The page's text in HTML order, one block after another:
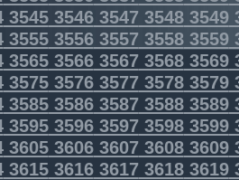
354535463547 35483549
355535563557 35583559
35653566356735683569
35753576357735783579
35853586358735883589
35953596359735983599
36053606360736083609
36153616361736183619